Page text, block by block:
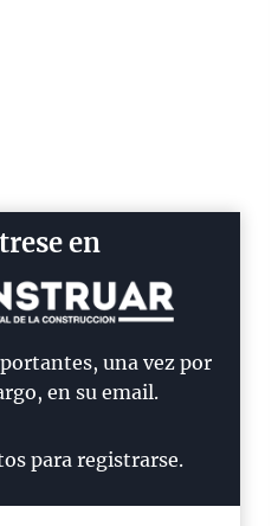
en
una vez por
en su email.
para registrarse.